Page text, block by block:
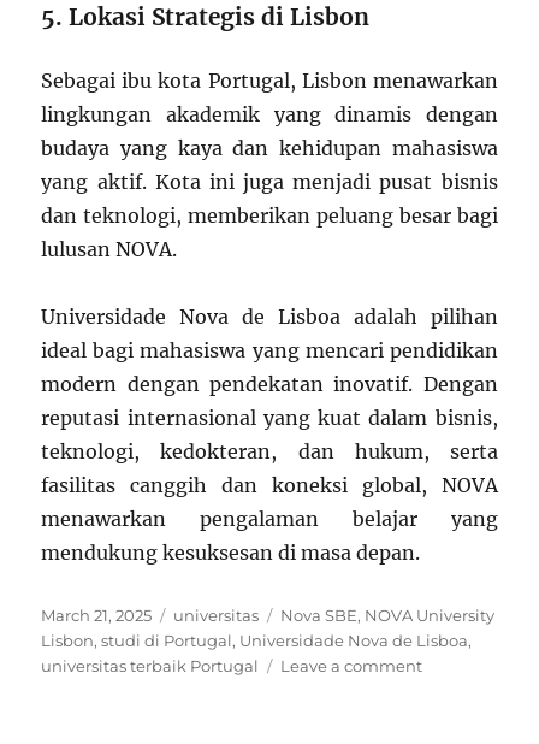
5. Lokasi Strategis di Lisbon
Sebagai ibu kota Portugal, Lisbon menawarkan
lingkungan akademik yang dinamis dengan
budaya yang kaya dan kehidupan mahasiswa
yang aktif. Kota ini juga menjadi pusat bisnis
dan teknologi, memberikan peluang besar bagi
lulusan NOVA.
Universidade Nova de Lisboa adalah pilihan
ideal bagi mahasiswa yang mencari pendidikan
modern dengan pendekatan inovatif. Dengan
reputasi internasional yang kuat dalam bisnis,
teknologi, kedokteran, dan hukum, serta
fasilitas canggih dan koneksi global, NOVA
menawarkan pengalaman belajar yang
mendukung kesuksesan di masa depan.
Posted
on
March 21, 2025 Categories
universitas Tags
Nova SBE, NOVA University
Lisbon,studi di Portugal, Universidade Nova de Lisboa,
universitas terbaik Portugal
Leave a commenton